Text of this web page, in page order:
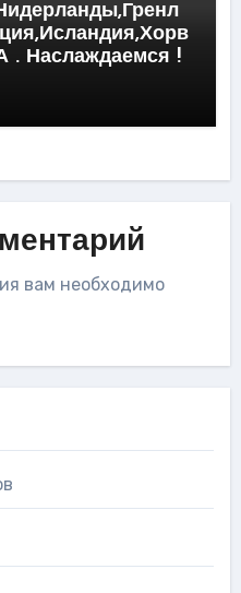
. Наслаждаемся !
вам необходимо